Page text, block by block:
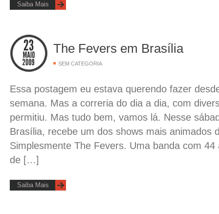
Saiba Mais
The Fevers em Brasília
SEM CATEGORIA
Essa postagem eu estava querendo fazer
semana. Mas a correria do dia a dia, com
permitiu. Mas tudo bem, vamos lá. Nesse
Brasília, recebe um dos shows mais animados
Simplesmente The Fevers. Uma banda com
de […]
Saiba Mais